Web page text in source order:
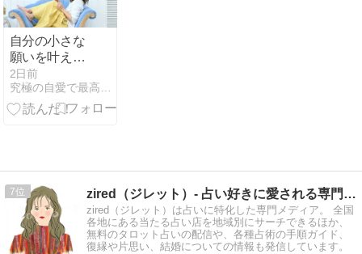
自分の小さな
願いを叶えよ
う♡
2日前
究極の自愛で最高に幸せな恋が叶う方法
7 zired（ジレット）- 占い好きに愛される専門メディア
zired（ジレット）は占いに特化した専門メディア。 全国
各地にある当たる占い店を地域別にサーチできるほか、
無料のタロット占いの配信や、各種占術の手順ガイド、
復縁や片思い、結婚についての情報も発信しています。